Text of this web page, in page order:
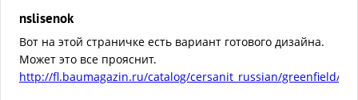
nslisenok
Вот на этой страничке есть вариант готового дизайна.
Может это все прояснит.
http://fl.baumagazin.ru/catalog/cersanit_russian/greenfield/